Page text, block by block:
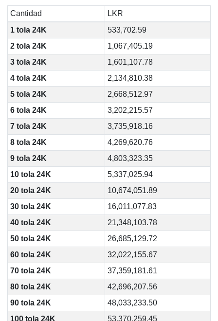
Cantidad
LKR
1 tola 24K
533,702.59
2 tola 24K
1,067,405.19
3 tola 24K
1,601,107.78
4 tola 24K
2,134,810.38
5 tola 24K
2,668,512.97
6 tola 24K
3,202,215.57
7 tola 24K
3,735,918.16
8 tola 24K
4,269,620.76
9 tola 24K
4,803,323.35
10 tola 24K
5,337,025.94
20 tola 24K
10,674,051.89
30 tola 24K
16,011,077.83
40 tola 24K
21,348,103.78
50 tola 24K
26,685,129.72
60 tola 24K
32,022,155.67
70 tola 24K
37,359,181.61
80 tola 24K
42,696,207.56
90 tola 24K
48,033,233.50
100 tola 24K
53,370,259.45